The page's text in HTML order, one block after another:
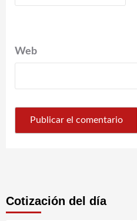
Web
Cotización del día